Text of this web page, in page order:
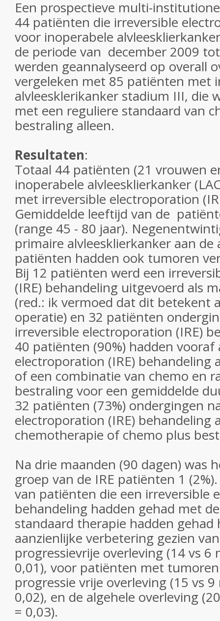
Een prospectieve multi-
44 patiënten die irreversible
voor inoperabele
de periode van december 2009
werden geannalyseerd op overall
vergeleken met 85 patiënten met
alvleesklerikanker stadium III, die
met een reguliere standaard van
bestraling alleen.
Resultaten:
Totaal 44 patiënten (21 vrouwen
inoperabele alvleesklierkanker
met irreversible electroporation
Gemiddelde leeftijd van de
(range 45 - 80 jaar).
primaire alvleesklierkanker aan de
patiënten hadden ook tumoren
Bij 12 patiënten werd een
(IRE) behandeling uitgevoerd als
(red.: ik vermoed dat dit betekent
operatie) en 32 patiënten
irreversible electroporation (IRE)
40 patiënten (90%) hadden vooraf
electroporation (IRE) behandeling
of een combinatie van chemo en
bestraling voor een gemiddelde
32 patiënten (73%) ondergingen
electroporation (IRE) behandeling
chemotherapie of chemo plus
Na drie maanden (90 dagen) was
groep van de IRE patiënten 1
van patiënten die een irreversible
behandeling hadden gehad met
standaard therapie hadden gehad
aanzienlijke verbetering gezien
progressievrije overleving (14 vs 6
0,01), voor patiënten met
progressie vrije overleving (15 vs
0,02), en de algehele overleving
= 0,03).